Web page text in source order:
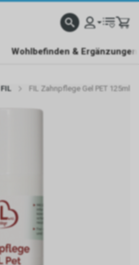
Wohlbefinden & Ergänzungen
FIL FIL Zahnpflege Gel PET 125ml